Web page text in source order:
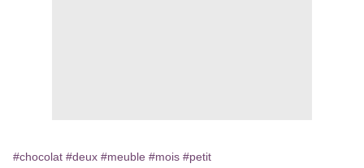
#chocolat #deux #meuble #mois #petit